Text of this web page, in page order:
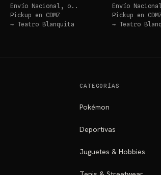
Envío Nacional, o..
Pickup en CDMZ
→ Teatro Blanquita
Envío
Pickup en
→ Teatro
CATEGORÍAS
Pokémon
Deportivas
Juguetes & Hobbies